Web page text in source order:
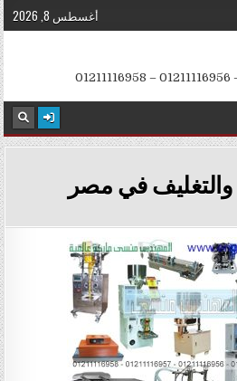
أغسطس 8, 2026
والتغليف في مصر